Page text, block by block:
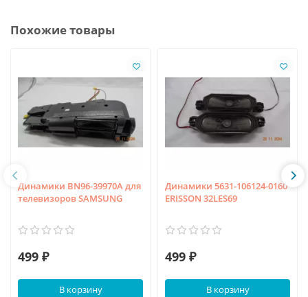
Похожие товары
Динамики BN96-39970A для
телевизоров SAMSUNG
499 ₽
В корзину
Динамики 5631-106124-0160
ERISSON 32LES69
499 ₽
В корзину